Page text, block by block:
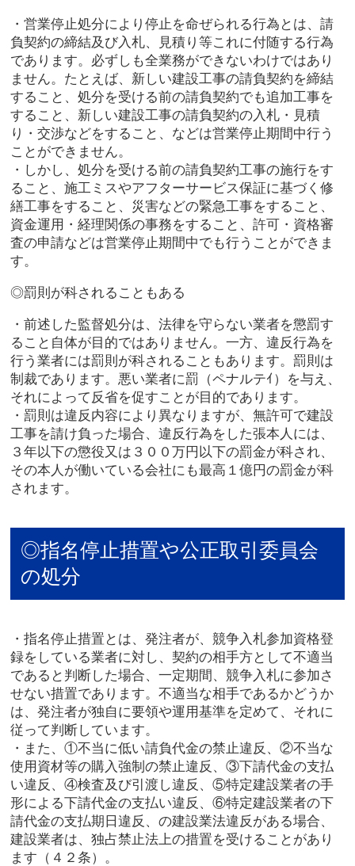
・営業停止処分により停止を命ぜられる行為とは、請
負契約の締結及び入札、見積り等これに付随する行為
であります。必ずしも全業務ができないわけではあり
ません。たとえば、新しい建設工事の請負契約を締結
すること、処分を受ける前の請負契約でも追加工事を
すること、新しい建設工事の請負契約の入札・見積
り・交渉などをすること、などは営業停止期間中行う
ことができません。
・しかし、処分を受ける前の請負契約工事の施行をす
ること、施工ミスやアフターサービス保証に基づく修
繕工事をすること、災害などの緊急工事をすること、
資金運用・経理関係の事務をすること、許可・資格審
査の申請などは営業停止期間中でも行うことができま
す。
◎罰則が科されることもある
・前述した監督処分は、法律を守らない業者を懲罰す
ること自体が目的ではありません。一方、違反行為を
行う業者には罰則が科されることもあります。罰則は
制裁であります。悪い業者に罰（ペナルテｲ）を与え、
それによって反省を促すことが目的であります。
・罰則は違反内容により異なりますが、無許可で建設
工事を請け負った場合、違反行為をした張本人には、
３年以下の懲役又は３００万円以下の罰金が科され、
その本人が働いている会社にも最高１億円の罰金が科
されます。
◎指名停止措置や公正取引委員会
の処分
・指名停止措置とは、発注者が、競争入札参加資格登
録をしている業者に対し、契約の相手方として不適当
であると判断した場合、一定期間、競争入札に参加さ
せない措置であります。不適当な相手であるかどうか
は、発注者が独自に要領や運用基準を定めて、それに
従って判断しています。
・また、①不当に低い請負代金の禁止違反、②不当な
使用資材等の購入強制の禁止違反、③下請代金の支払
い違反、④検査及び引渡し違反、⑤特定建設業者の手
形による下請代金の支払い違反、⑥特定建設業者の下
請代金の支払期日違反、の建設業法違反がある場合、
建設業者は、独占禁止法上の措置を受けることがあり
ます（４２条）。